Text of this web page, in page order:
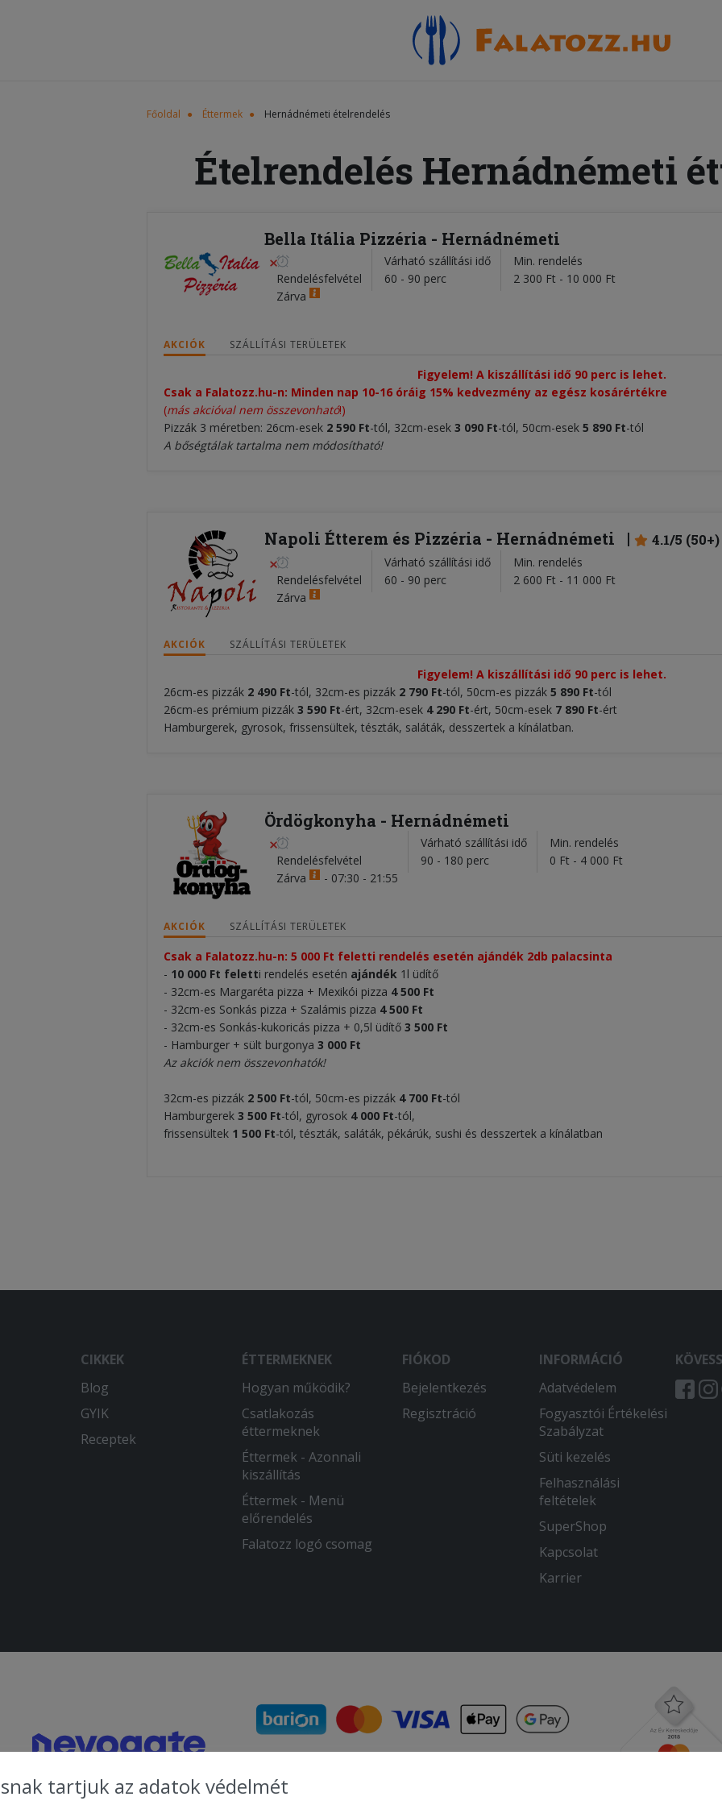
Főoldal Éttermek Hernádnémeti ételrendelés
Ételrendelés Hernádnémeti
Bella Itália Pizzéria - Hernádnémeti
Rendelésfelvétel
Zárva
Várható szállítási idő
60 - 90 perc
Min. rendelés
2 300 Ft - 10 000 Ft
AKCIÓK SZÁLLÍTÁSI TERÜLETEK
Figyelem! A kiszállítási idő 90 perc is lehet.
Csak a Falatozz.hu-n: Minden nap 10-16 óráig 15% kedvezmény az egész kosárértékre
(más akcióval nem összevonható!)
Pizzák 3 méretben: 26cm-esek 2 590 Ft-tól, 32cm-esek 3 090 Ft-tól, 50cm-esek 5 890 Ft-tól
A bőségtálak tartalma nem módosítható!
Napoli Étterem és Pizzéria - Hernádnémeti 4.1/5 (50+)
Rendelésfelvétel
Zárva
Várható szállítási idő
60 - 90 perc
Min. rendelés
2 600 Ft - 11 000 Ft
AKCIÓK SZÁLLÍTÁSI TERÜLETEK
Figyelem! A kiszállítási idő 90 perc is lehet.
26cm-es pizzák 2 490 Ft-tól, 32cm-es pizzák 2 790 Ft-tól, 50cm-es pizzák 5 890 Ft-tól
26cm-es prémium pizzák 3 590 Ft-ért, 32cm-esek 4 290 Ft-ért, 50cm-esek 7 890 Ft-ért
Hamburgerek, gyrosok, frissensültek, tészták, saláták, desszertek a kínálatban.
Ördögkonyha - Hernádnémeti
Rendelésfelvétel
Zárva
- 07:30 - 21:55
Várható szállítási idő
90 - 180 perc
Min. rendelés
0 Ft - 4 000 Ft
AKCIÓK SZÁLLÍTÁSI TERÜLETEK
Csak a Falatozz.hu-n: 5 000 Ft feletti rendelés esetén ajándék 2db palacsinta
- 10 000 Ft feletti rendelés esetén ajándék 1l üdítő
- 32cm-es Margaréta pizza + Mexikói pizza 4 500 Ft
- 32cm-es Sonkás pizza + Szalámis pizza 4 500 Ft
- 32cm-es Sonkás-kukoricás pizza + 0,5l üdítő 3 500 Ft
- Hamburger + sült burgonya 3 000 Ft
Az akciók nem összevonhatók!
32cm-es pizzák 2 500 Ft-tól, 50cm-es pizzák 4 700 Ft-tól
Hamburgerek 3 500 Ft-tól, gyrosok 4 000 Ft-tól,
frissensültek 1 500 Ft-tól, tészták, saláták, pékárúk, sushi és desszertek a kínálatban
CIKKEK
Blog
GYIK
Receptek
ÉTTERMEKNEK
Hogyan működik?
Csatlakozás
éttermeknek
Éttermek - Azonnali
kiszállítás
Éttermek - Menü
előrendelés
Falatozz logó csomag
FIÓKOD
Bejelentkezés
Regisztráció
INFORMÁCIÓ
Adatvédelem
Fogyasztói Értékelési
Szabályzat
Süti kezelés
Felhasználási
feltételek
SuperShop
Kapcsolat
Karrier
tartjuk az adatok védelmét